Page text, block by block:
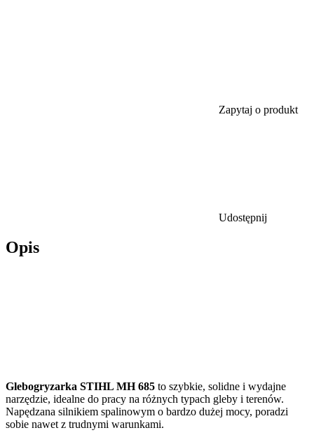
Zapytaj o produkt
Udostępnij
Opis
Glebogryzarka STIHL MH 685 to szybkie, solidne i wydajne
narzędzie, idealne do pracy na różnych typach gleby i terenów.
Napędzana silnikiem spalinowym o bardzo dużej mocy, poradzi
sobie nawet z trudnymi warunkami.